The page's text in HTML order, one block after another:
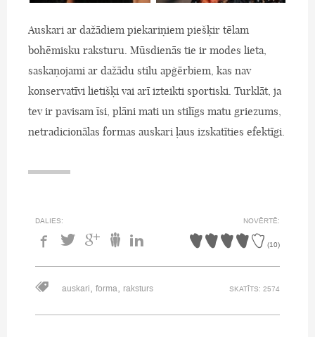
Auskari ar dažādiem piekariņiem piešķir tēlam
bohēmisku raksturu. Mūsdienās tie ir modes lieta,
saskaņojami ar dažādu stilu apģērbiem, kas nav
konservatīvi lietišķi vai arī izteikti sportiski. Turklāt, ja
tev ir pavisam īsi, plāni mati un stilīgs matu griezums,
netradicionālas formas auskari ļaus izskatīties efektīgi.
DALIES: NOVĒRTĒ:
(10)
auskari, forma, raksturs SKATĪTS: 2574